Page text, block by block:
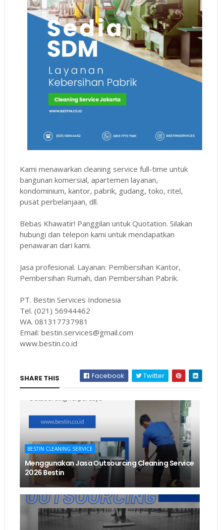
Kami menawarkan cleaning service full-time untuk
bangunan komersial, apartemen layanan,
kondominium, kantor, pabrik, gudang, toko, ritel,
pusat perbelanjaan, dll.
Bebas Khawatir! Panggilan untuk Quotation. Silakan
hubungi dan telepon kami untuk mendapatkan
penawaran dari kami.
Jasa profesional. Layanan: Pembersihan Kantor,
Pembersihan Rumah, dan Pembersihan Pabrik.
PT. Bestin Services Indonesia
Tel. (021) 56944462
WA. 081317737981
Email: bestin.services@gmail.com
www.bestin.co.id
SHARE THIS Facebook Twitter
BESTIN CLEANING SERVICE
Menggunakan Jasa Outsourcing Cleaning Service
2026 Bestin